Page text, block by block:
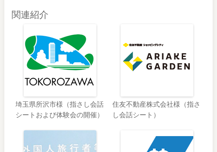
関連紹介
埼玉県所沢市様（指さし会話
シートおよび体験会の開催）
住友不動産株式会社様（指さ
し会話シート）